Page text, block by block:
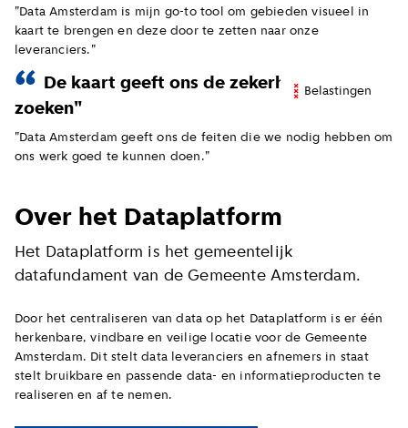
"Data Amsterdam is mijn go-to tool om gebieden visueel in
kaart te brengen en deze door te zetten naar onze
leveranciers."
Belastingen
De kaart geeft ons de zekerheid die we
zoeken"
"Data Amsterdam geeft ons de feiten die we nodig hebben om
ons werk goed te kunnen doen."
Over het Dataplatform
Het Dataplatform is het gemeentelijk
datafundament van de Gemeente Amsterdam.
Door het centraliseren van data op het Dataplatform is er één
herkenbare, vindbare en veilige locatie voor de Gemeente
Amsterdam. Dit stelt data leveranciers en afnemers in staat
stelt bruikbare en passende data- en informatieproducten te
realiseren en af te nemen.